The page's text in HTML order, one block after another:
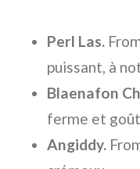
Perl Las.
puissant, à
Blaenafon
ferme et
Angiddy.